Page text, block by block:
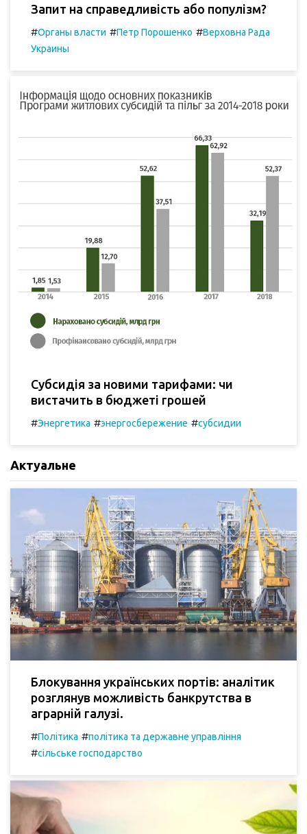
Запит на справедливість або популізм?
#Органы власти #Петр Порошенко #Верховна Рада
Украины
Субсидія за новими тарифами: чи
вистачить в бюджеті грошей
#Энергетика #энергосбережение #субсидии
Актуальне
Блокування українських портів: аналітик
розглянув можливість банкрутства в
аграрній галузі.
#Політика #політика та державне управління
#сільське господарство